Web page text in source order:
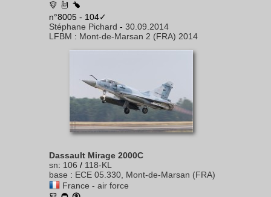
n°8005 - 104✓
Stéphane Pichard - 30.09.2014
LFBM : Mont-de-Marsan 2 (FRA) 2014
Dassault Mirage 2000C
sn: 106 / 118-KL
base : ECE 05.330, Mont-de-Marsan (FRA)
France - air force